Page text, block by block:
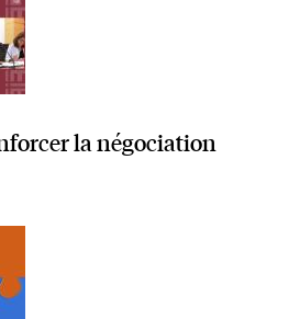
la négociation